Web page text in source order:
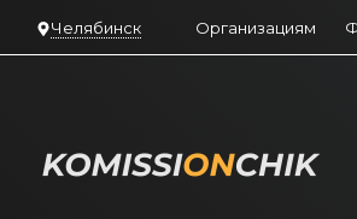
Челябинск Организациям